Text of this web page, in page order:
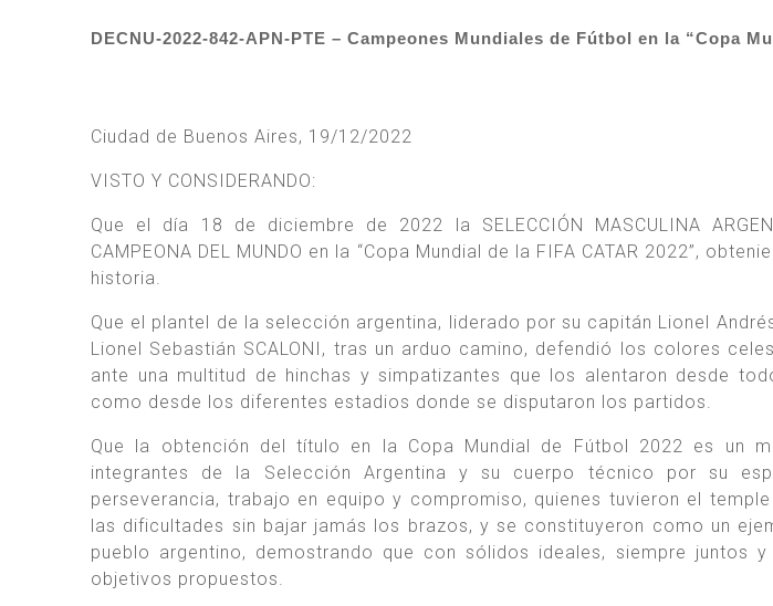
DECNU-2022-842-APN-PTE – Campeones Mundiales de Fútbol en la “Copa
Ciudad de Buenos Aires, 19/12/2022
VISTO Y CONSIDERANDO:
Que el día 18 de diciembre de 2022 la SELECCIÓN MASCULINA
CAMPEONA DEL MUNDO en la “Copa Mundial de la FIFA CATAR 2022”,
historia.
Que el plantel de la selección argentina, liderado por su capitán Lionel
Lionel Sebastián SCALONI, tras un arduo camino, defendió los colores
ante una multitud de hinchas y simpatizantes que los alentaron desde
como desde los diferentes estadios donde se disputaron los partidos.
Que la obtención del título en la Copa Mundial de Fútbol 2022 es un
integrantes de la Selección Argentina y su cuerpo técnico por su
perseverancia, trabajo en equipo y compromiso, quienes tuvieron el
las dificultades sin bajar jamás los brazos, y se constituyeron como un
pueblo argentino, demostrando que con sólidos ideales, siempre juntos
objetivos propuestos.